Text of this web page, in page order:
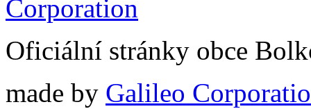
Oficiální stránky obce
made by Galileo